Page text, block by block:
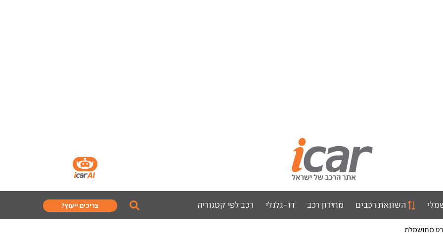
השוואת רכבים מחירון רכב דו-גלגלי רכב לפי קטגוריה צריכים ייעוץ?
מחושמלת